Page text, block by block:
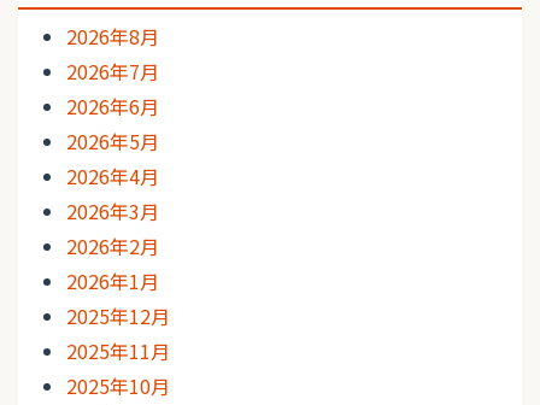
2026年8月
2026年7月
2026年6月
2026年5月
2026年4月
2026年3月
2026年2月
2026年1月
2025年12月
2025年11月
2025年10月